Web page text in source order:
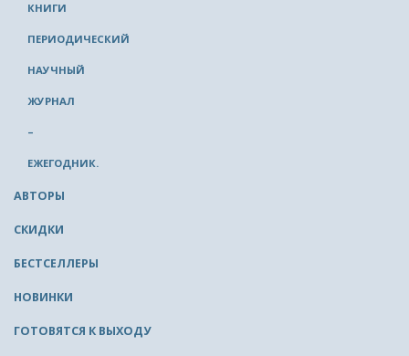
КНИГИ
ПЕРИОДИЧЕСКИЙ
НАУЧНЫЙ
ЖУРНАЛ
–
ЕЖЕГОДНИК.
АВТОРЫ
СКИДКИ
БЕСТСЕЛЛЕРЫ
НОВИНКИ
ГОТОВЯТСЯ К ВЫХОДУ